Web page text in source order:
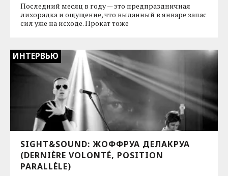
Последний месяц в году — это предпраздничная
лихорадка и ощущение, что выданный в январе запас
сил уже на исходе. Прокат тоже
ИНТЕРВЬЮ
SIGHT&SOUND: ЖОФФРУА ДЕЛАКРУА
(DERNIÈRE VOLONTÉ, POSITION
PARALLÈLE)